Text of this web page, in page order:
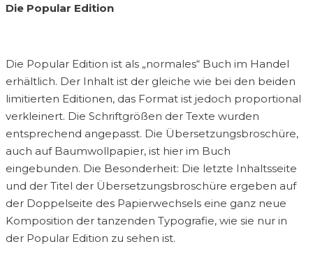
Die Popular Edition
Die Popular Edition ist als „normales“ Buch im Handel
erhältlich. Der Inhalt ist der gleiche wie bei den beiden
limitierten Editionen, das Format ist jedoch proportional
verkleinert. Die Schriftgrößen der Texte wurden
entsprechend angepasst. Die Übersetzungsbroschüre,
auch auf Baumwollpapier, ist hier im Buch
eingebunden. Die Besonderheit: Die letzte Inhaltsseite
und der Titel der Übersetzungsbroschüre ergeben auf
der Doppelseite des Papierwechsels eine ganz neue
Komposition der tanzenden Typografie, wie sie nur in
der Popular Edition zu sehen ist.